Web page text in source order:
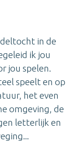
in de
ik jou
jou spelen.
speelt en op
het even
omgeving, de
letterlijk en